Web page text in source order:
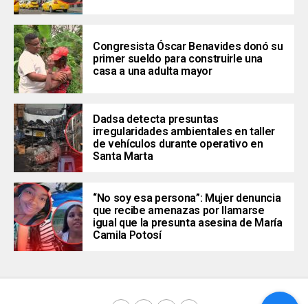
Congresista Óscar Benavides donó su
primer sueldo para construirle una
casa a una adulta mayor
Dadsa detecta presuntas
irregularidades ambientales en taller
de vehículos durante operativo en
Santa Marta
“No soy esa persona”: Mujer denuncia
que recibe amenazas por llamarse
igual que la presunta asesina de María
Camila Potosí